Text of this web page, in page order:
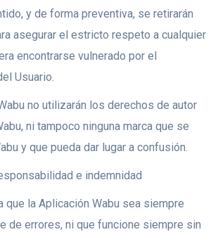
y de forma preventiva, se retirarán
asegurar el estricto respeto a cualquier
encontrarse vulnerado por el
Usuario.
no utilizarán los derechos de autor
ni tampoco ninguna marca que se
y que pueda dar lugar a confusión.
e indemnidad
que la Aplicación Wabu sea siempre
de errores, ni que funcione siempre sin